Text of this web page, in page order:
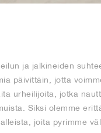
ja jalkineiden
päivittäin, jotta
urheilijoita, jotka
Siksi olemme
joita pyrimme